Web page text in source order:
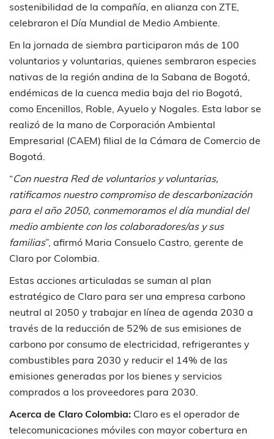
sostenibilidad de la compañía, en alianza con ZTE,
celebraron el Día Mundial de Medio Ambiente.
En la jornada de siembra participaron más de 100
voluntarios y voluntarias, quienes sembraron especies
nativas de la región andina de la Sabana de Bogotá,
endémicas de la cuenca media baja del rio Bogotá,
como Encenillos, Roble, Ayuelo y Nogales. Esta labor se
realizó de la mano de Corporación Ambiental
Empresarial (CAEM) filial de la Cámara de Comercio de
Bogotá.
“Con nuestra Red de voluntarios y voluntarias,
ratificamos nuestro compromiso de descarbonización
para el año 2050, conmemoramos el día mundial del
medio ambiente con los colaboradores/as y sus
familias”, afirmó Maria Consuelo Castro, gerente de
Claro por Colombia.
Estas acciones articuladas se suman al plan
estratégico de Claro para ser una empresa carbono
neutral al 2050 y trabajar en línea de agenda 2030 a
través de la reducción de 52% de sus emisiones de
carbono por consumo de electricidad, refrigerantes y
combustibles para 2030 y reducir el 14% de las
emisiones generadas por los bienes y servicios
comprados a los proveedores para 2030.
Acerca de Claro Colombia: Claro es el operador de
telecomunicaciones móviles con mayor cobertura en